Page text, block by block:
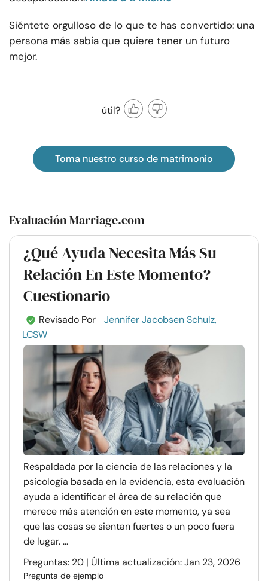
Siéntete orgulloso de lo que te has convertido: una
persona más sabia que quiere tener un futuro
mejor.
útil?
Toma nuestro curso de matrimonio
Evaluación Marriage.com
¿Qué Ayuda Necesita Más Su
Relación En Este Momento?
Cuestionario
Revisado Por
Jennifer Jacobsen Schulz,
LCSW
Respaldada por la ciencia de las relaciones y la
psicología basada en la evidencia, esta evaluación
ayuda a identificar el área de su relación que
merece más atención en este momento, ya sea
que las cosas se sientan fuertes o un poco fuera
de lugar. ...
Preguntas: 20 | Última actualización: Jan 23, 2026
Pregunta de ejemplo